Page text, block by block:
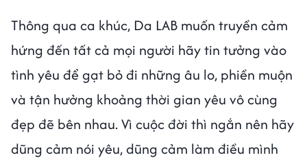
Thông qua ca khúc, Da LAB muốn truyền cảm
hứng đến tất cả mọi người hãy tin tưởng vào
tình yêu để gạt bỏ đi những âu lo, phiền muộn
và tận hưởng khoảng thời gian yêu vô cùng
đẹp đẽ bên nhau. Vì cuộc đời thì ngắn nên hãy
dũng cảm nói yêu, dũng cảm làm điều mình